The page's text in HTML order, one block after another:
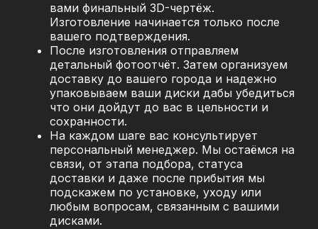
вами финальный 3D-чертёж.
Изготовление начинается только после
вашего подтверждения.
После изготовления отправляем
детальный фотоотчёт. Затем организуем
доставку до вашего города и надежно
упаковываем ваши диски дабы убедиться
что они дойдут до вас в цельности и
сохранности.
На каждом шаге вас консультирует
персональный менеджер. Мы остаёмся на
связи, от этапа подбора, статуса
доставки и даже после прибытия мы
подскажем по установке, уходу или
любым вопросам, связанным с вашими
дисками.